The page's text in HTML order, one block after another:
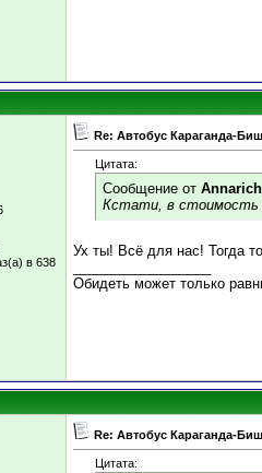
в 638
Re: Автобус Караганда-
Цитата:
Сообщение от Annarich
Кстати, в стоимость
Ух ты! Всё для нас! Тогда
Обидеть может только
Re: Автобус Караганда-
Цитата: